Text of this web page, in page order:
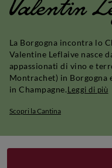
La Borgogna incontra lo
Valentine Leflaive nasce
appassionati di vino e
Montrachet) in Borgogna
in Champagne.Leggi di più
Scopri la Cantina